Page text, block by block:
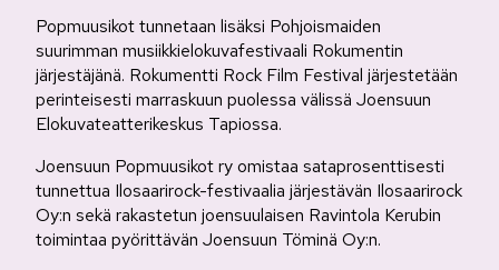
Popmuusikot tunnetaan lisäksi Pohjoismaiden
suurimman musiikkielokuvafestivaali Rokumentin
järjestäjänä. Rokumentti Rock Film Festival järjestetään
perinteisesti marraskuun puolessa välissä Joensuun
Elokuvateatterikeskus Tapiossa.
Joensuun Popmuusikot ry omistaa sataprosenttisesti
tunnettua Ilosaarirock-festivaalia järjestävän Ilosaarirock
Oy:n sekä rakastetun joensuulaisen Ravintola Kerubin
toimintaa pyörittävän Joensuun Töminä Oy:n.